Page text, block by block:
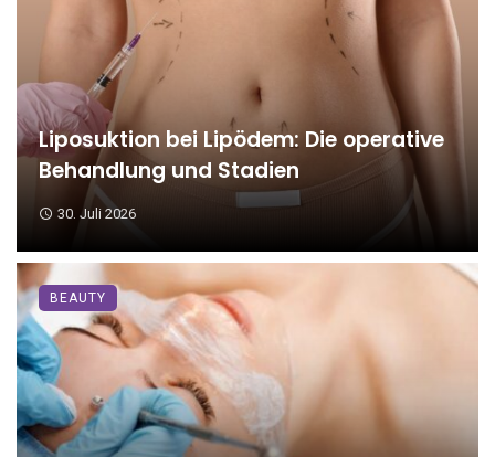
Liposuktion bei Lipödem: Die operative
Behandlung und Stadien
30. Juli 2026
BEAUTY